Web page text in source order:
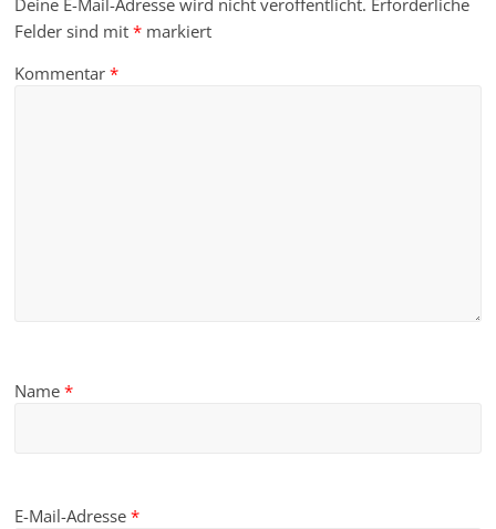
Deine E-Mail-Adresse wird nicht veröffentlicht. Erforderliche
Felder sind mit* markiert
Kommentar*
Name*
E-Mail-Adresse*